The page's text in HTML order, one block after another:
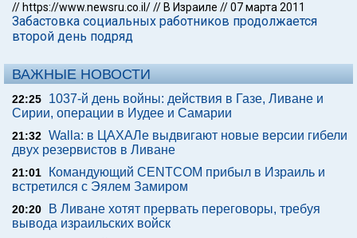
// https://www.newsru.co.il/// В Израиле //07 марта 2011
Забастовка социальных работников продолжается
второй день подряд
ВАЖНЫЕ НОВОСТИ
22:25
1037-й день войны: действия в Газе, Ливане и
Сирии, операции в Иудее и Самарии
21:32 Walla: в ЦАХАЛе выдвигают новые версии гибели
двух резервистов в Ливане
21:01
Командующий CENTCOM прибыл в Израиль и
встретился с Эялем Замиром
20:20
В Ливане хотят прервать переговоры, требуя
вывода израильских войск